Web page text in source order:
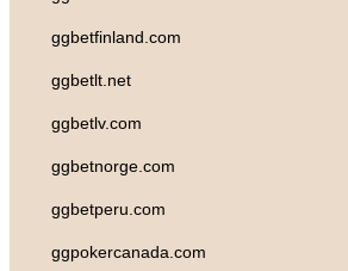
ggbetfinland.com
ggbetlt.net
ggbetlv.com
ggbetnorge.com
ggbetperu.com
ggpokercanada.com